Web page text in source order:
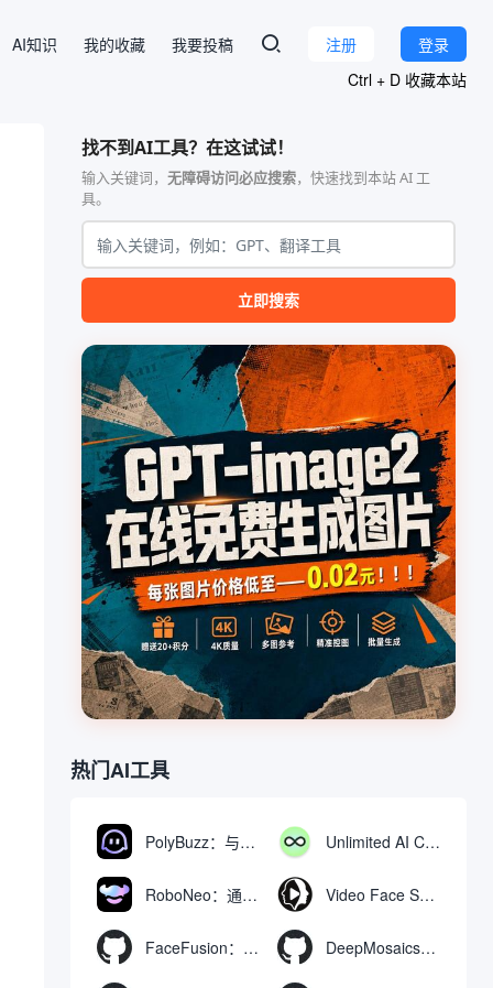
登录
注册
AI知识 我的收藏
我要投稿
Ctrl + D 收藏本站
找不到AI工具？在这试试！
输入关键词， 无障碍访问必应搜索，快速找到本站 AI 工
具。
立即搜索
热门AI工具
PolyBuzz：与AI角色互动的免费聊天与角色扮演平台 Unlimited AI Chat：免费无限制的AI聊天工具
RoboNeo：通过聊天生成和编辑视频与图像的AI工具 Video Face Swap
FaceFusion：视频换脸增强工具|语音同步视频嘴型动作 DeepMosaics：自动去除图像和视频中的马赛克，或向其添加马赛克